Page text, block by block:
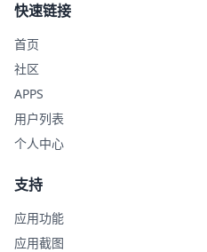
快速链接
首页
社区
APPS
用户列表
个人中心
支持
应用功能
应用截图